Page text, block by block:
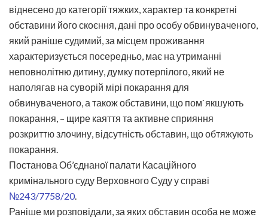
віднесено до категорії тяжких, характер та конкретні
обставини його скоєння, дані про особу обвинуваченого,
який раніше судимий, за місцем проживання
характеризується посередньо, має на утриманні
неповнолітню дитину, думку потерпілого, який не
наполягав на суворій мірі покарання для
обвинуваченого, а також обставини, що пом`якшують
покарання, – щире каяття та активне сприяння
розкриттю злочину, відсутність обставин, що обтяжують
покарання.
Постанова Об’єднаної палати Касаційного
кримінального суду Верховного Суду у справі
№243/7758/20.
Раніше ми розповідали, за яких обставин особа не може